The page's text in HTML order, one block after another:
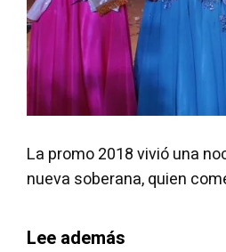
La promo 2018 vivió una
nueva soberana, quien
Lee además